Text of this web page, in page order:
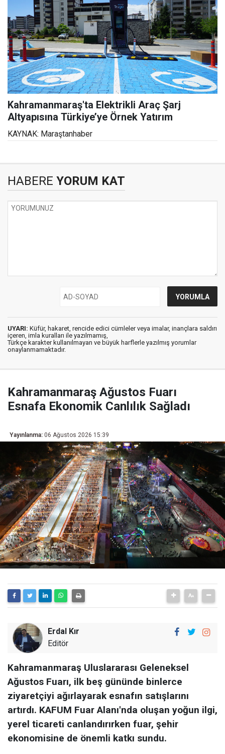
Kahramanmaraş'ta Elektrikli Araç Şarj
Altyapısına Türkiye’ye Örnek Yatırım
KAYNAK: Maraştanhaber
HABERE YORUM KAT
UYARI: Küfür, hakaret, rencide edici cümleler veya imalar, inançlara saldırı
içeren, imla kuralları ile yazılmamış,
Türkçe karakter kullanılmayan ve büyük harflerle yazılmış yorumlar
onaylanmamaktadır.
Kahramanmaraş Ağustos Fuarı
Esnafa Ekonomik Canlılık Sağladı
Yayınlanma: 06 Ağustos 2026 15:39
Erdal Kır
Editör
Kahramanmaraş Uluslararası Geleneksel
Ağustos Fuarı, ilk beş gününde binlerce
ziyaretçiyi ağırlayarak esnafın satışlarını
artırdı. KAFUM Fuar Alanı'nda oluşan yoğun ilgi,
yerel ticareti canlandırırken fuar, şehir
ekonomisine de önemli katkı sundu.